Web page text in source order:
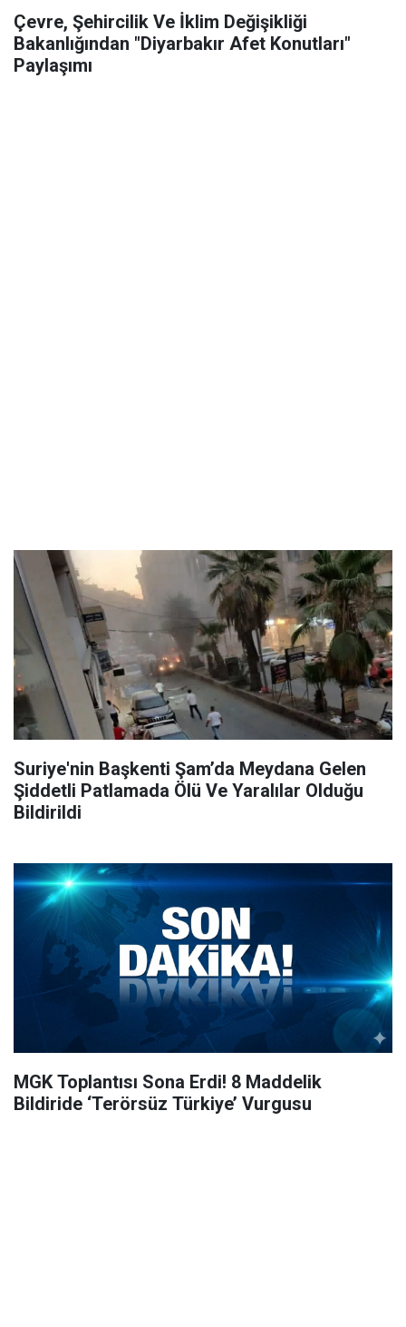
Çevre, Şehircilik Ve İklim Değişikliği
Bakanlığından "Diyarbakır Afet Konutları"
Paylaşımı
Suriye'nin Başkenti Şam’da Meydana Gelen
Şiddetli Patlamada Ölü Ve Yaralılar Olduğu
Bildirildi
MGK Toplantısı Sona Erdi! 8 Maddelik
Bildiride ‘Terörsüz Türkiye’ Vurgusu